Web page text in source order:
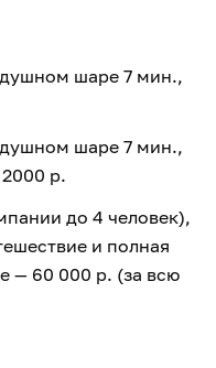
шаре 7 мин.,
шаре 7 мин.,
р.
до 4 человек),
и полная
— 60 000 р. (за всю